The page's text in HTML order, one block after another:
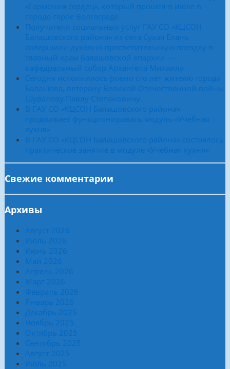
«Гармония сердец», который прошел в июле в
городе-герое Волгограде
Получатели социальных услуг ГАУ СО «КЦСОН
Балашовского района» из села Сухая Елань
совершили духовно-просветительскую поездку в
главный храм Балашовской епархии —
кафедральный собор Архангела Михаила
Сегодня исполнилось ровно сто лет жителю города
Балашова, ветерану Великой Отечественной войны
Шувалову Павлу Степановичу.
В ГАУ СО «КЦСОН Балашовского района»
продолжает функционировать модуль «Учебная
кухня»
В ГАУ СО «КЦСОН Балашовского района» состоялось
практическое занятие в модуле «Учебная кухня»
Свежие комментарии
Архивы
Август 2026
Июль 2026
Июнь 2026
Май 2026
Апрель 2026
Март 2026
Февраль 2026
Январь 2026
Декабрь 2025
Ноябрь 2025
Октябрь 2025
Сентябрь 2025
Август 2025
Июль 2025